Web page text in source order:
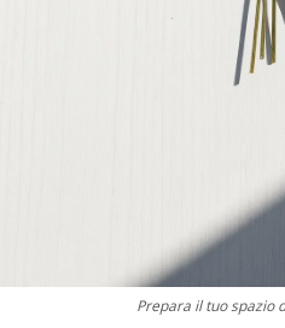
Prepara il tuo spazio